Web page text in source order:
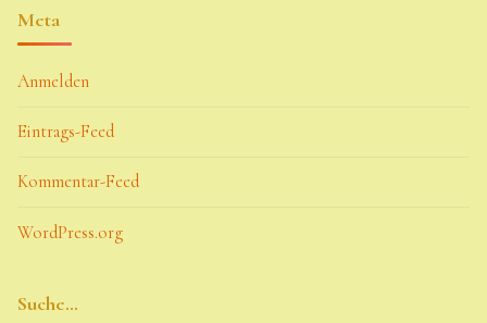
Meta
Anmelden
Eintrags-Feed
Kommentar-Feed
WordPress.org
Suche…